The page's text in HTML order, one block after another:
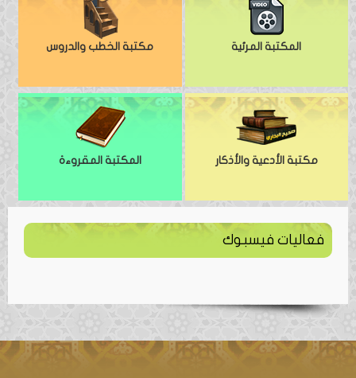
المكتبة المرئية مكتبة الخطب والدروس
مكتبة الأدعية والأذكار المكتبة المقروءة
فعاليات فيسبوك